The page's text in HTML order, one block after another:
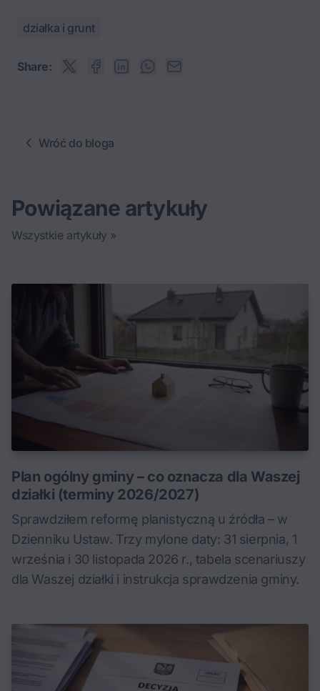
działka i grunt
Share:
Wróć do bloga
Powiązane artykuły
Wszystkie artykuły »
Plan ogólny gminy – co oznacza dla Waszej
działki (terminy 2026/2027)
Sprawdziłem reformę planistyczną u źródła – w
Dzienniku Ustaw. Trzy mylone daty: 31 sierpnia, 1
września i 30 listopada 2026 r., tabela scenariuszy
dla Waszej działki i instrukcja sprawdzenia gminy.